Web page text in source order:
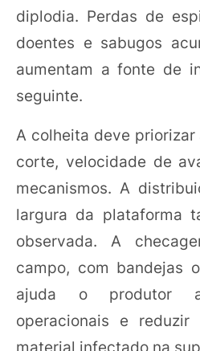
diplodia. Perdas de
doentes e sabugos
aumentam a fonte de
seguinte.
A colheita deve
corte, velocidade de
mecanismos. A
largura da plataforma
observada. A
campo, com bandejas
ajuda o produtor
operacionais e
material infectado na